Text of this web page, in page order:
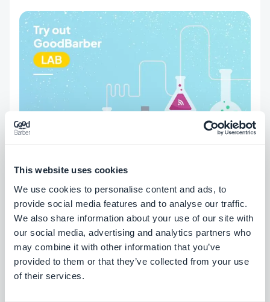
This website uses cookies
We use cookies to personalise content and ads, to
provide social media features and to analyse our traffic.
We also share information about your use of our site with
our social media, advertising and analytics partners who
may combine it with other information that you’ve
provided to them or that they’ve collected from your use
of their services.
Siamo sempre entusiasti di lavorare a nuove
funzioni per la nostra piattaforma e, soprattutto, a
quelle che ci avete richiesto. Apprezziamo le
vostre opinioni ed esperienze e crediamo che
coinvolgervi nel processo di sviluppo ci aiuterà a
creare funzioni che soddisfino davvero le vostre
esigenze.